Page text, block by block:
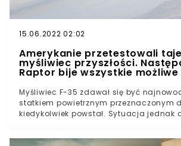
15.06.2022 02:02
Amerykanie przetestowali
myśliwiec przyszłości.
Raptor bije wszystkie
Myśliwiec F-35 zdawał się być
statkiem powietrznym przeznaczonym
kiedykolwiek powstał. Sytuacja jednak